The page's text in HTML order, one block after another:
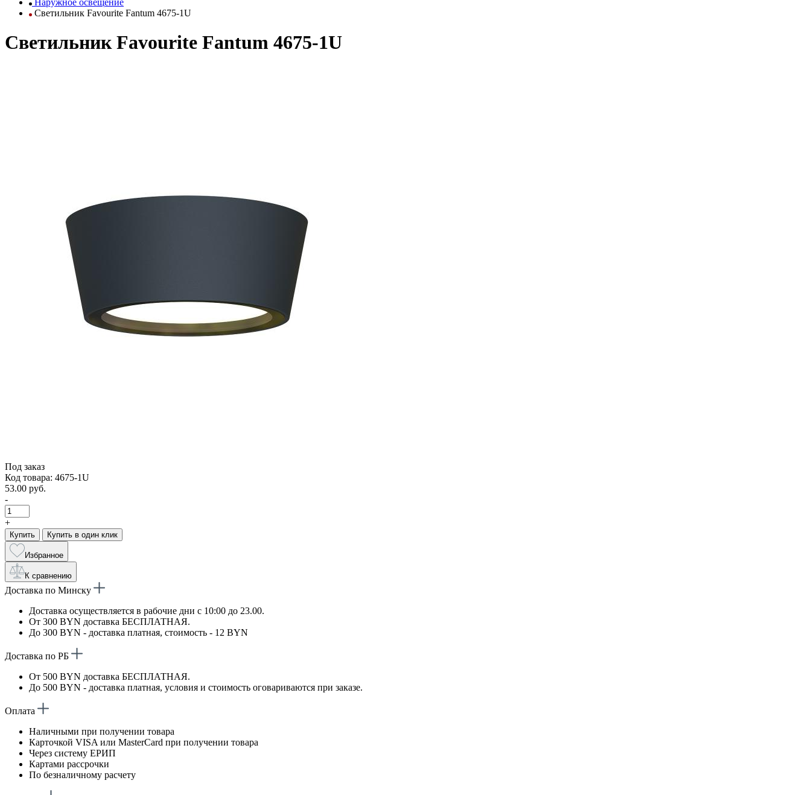
Наружное освещение
Светильник Favourite Fantum 4675-1U
Светильник Favourite Fantum 4675-1U
Под заказ
Код товара: 4675-1U
53.00 руб.
-
+
Купить Купить в один клик
Избранное
К сравнению
Доставка по Минску
Доставка осуществляется в рабочие дни с 10:00 до 23.00.
От 300 BYN доставка БЕСПЛАТНАЯ.
До 300 BYN - доставка платная, стоимость - 12 BYN
Доставка по РБ
От 500 BYN доставка БЕСПЛАТНАЯ.
До 500 BYN - доставка платная, условия и стоимость оговариваются при заказе.
Оплата
Наличными при получении товара
Карточкой VISA или MasterCard при получении товара
Через систему ЕРИП
Картами рассрочки
По безналичному расчету